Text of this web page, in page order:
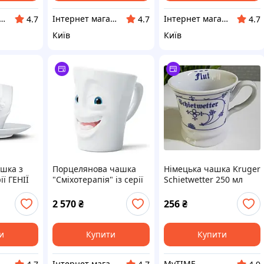
Інтернет магазин "Grifons"
4.7
Інтернет магазин "Grifons"
4.7
Київ
Інтернет магазин "Grifons"
4.7
Київ
з
ГЕНІЇ
від
Порцелянова чашка
"Сміхотерапія" із серії
емоційного посуду від
німецького бренду
Tassen об'єм 350 мл
2 570₴
Купити
Німецька чашка Kruger
Schietwetter 250 мл
256 ₴
Купити